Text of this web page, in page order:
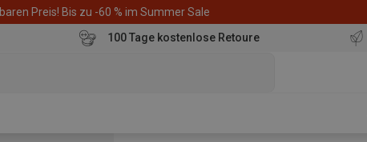
Preis! Bis zu -60 % im Summer Sale
100 Tage kostenlose Retoure